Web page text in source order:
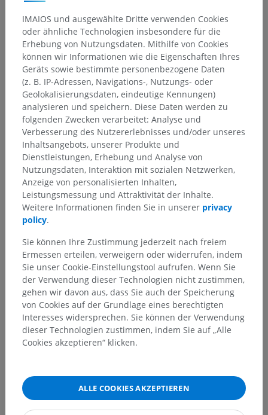
Anatomische Hierarchie
Tieranatomie
Schweif> Muskeln des Rückens>
Transversospinaler Muskel
Darunterliegende Strukturen:
Halbdornmuskel
Multifidi-Muskeln; Vielästige Muskeln
Rotatoren
Übersetzungen
Sie haben einen Fehler gefunden?
Sie können gerne eine Berichtigung, Übersetzung oder
inhaltliche Verbesserung vorschlagen.
Ein Problem melden
HOLE SIE SICH DIE APP
IMAIOS und ausgewählte Dritte verwenden Cookies
oder ähnliche Technologien insbesondere für die
Erhebung von Nutzungsdaten. Mithilfe von Cookies
können wir Informationen wie die Eigenschaften Ihres
Geräts sowie bestimmte personenbezogene Daten
(z. B. IP-Adressen, Navigations-, Nutzungs- oder
Geolokalisierungsdaten, eindeutige Kennungen)
analysieren und speichern. Diese Daten werden zu
folgenden Zwecken verarbeitet: Analyse und
Verbesserung des Nutzererlebnisses und/oder unseres
Inhaltsangebots, unserer Produkte und
Dienstleistungen, Erhebung und Analyse von
Nutzungsdaten, Interaktion mit sozialen Netzwerken,
Anzeige von personalisierten Inhalten,
Leistungsmessung und Attraktivität der Inhalte.
Weitere Informationen finden Sie in unserer privacy
policy.
Sie können Ihre Zustimmung jederzeit nach freiem
Ermessen erteilen, verweigern oder widerrufen, indem
Sie unser Cookie-Einstellungstool aufrufen. Wenn Sie
der Verwendung dieser Technologien nicht zustimmen,
gehen wir davon aus, dass Sie auch der Speicherung
von Cookies auf der Grundlage eines berechtigten
Interesses widersprechen. Sie können der Verwendung
dieser Technologien zustimmen, indem Sie auf „Alle
Cookies akzeptieren“ klicken.
ALLE COOKIES AKZEPTIEREN